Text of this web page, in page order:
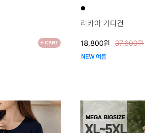
+ CART
●
리카아 가디건
18,800원 37,600원